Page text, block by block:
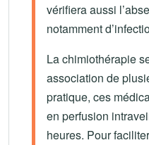
vérifiera aussi
notamment
La chimiothérapie
association de
pratique, ces
en perfusion
heures. Pour